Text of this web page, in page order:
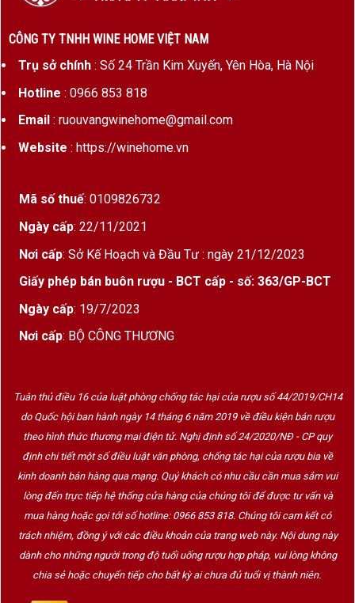
CÔNG TY TNHH WINE HOME VIỆT NAM
Trụ sở chính: Số 24 Trần Kim Xuyến, Yên Hòa, Hà Nội
Hotline : 0966 853 818
Email : ruouvangwinehome@gmail.com
Website : https://winehome.vn
Mã số thuế: 0109826732
Ngày cấp: 22/11/2021
Nơi cấp: Sở Kế Hoạch và Đầu Tư : ngày 21/12/2023
Giấy phép bán buôn rượu - BCT cấp - số: 363/GP-BCT
Ngày cấp: 19/7/2023
Nơi cấp: BỘ CÔNG THƯƠNG
Tuân thủ điều 16 của luật phòng chống tác hại của rượu số 44/2019/CH14
do Quốc hội ban hành ngày 14 tháng 6 năm 2019 về điều kiện bán rượu
theo hình thức thương mại điện tử. Nghị định số 24/2020/NĐ - CP quy
định chi tiết một số điều luật văn phòng, chống tác hại của rượu bia về
kinh doanh bán hàng qua mạng. Quý khách có nhu cầu cần mua sắm vui
lòng đến trực tiếp hệ thống cửa hàng của chúng tôi để được tư vấn và
mua hàng hoặc gọi tới số hotline: 0966 853 818. Chúng tôi cam kết có
trách nhiệm, đồng ý với các điều khoản của trang web này. Nội dung này
dành cho những người trong độ tuổi uống rượu hợp pháp, vui lòng không
chia sẻ hoặc chuyển tiếp cho bất kỳ ai chưa đủ tuổi vị thành niên.